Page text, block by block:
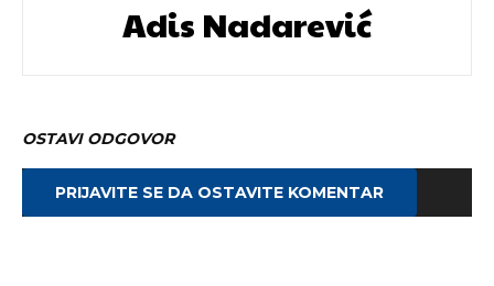
Adis Nadarević
OSTAVI ODGOVOR
PRIJAVITE SE DA OSTAVITE KOMENTAR